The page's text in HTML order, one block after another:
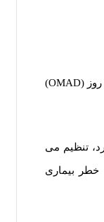
انواع مختلفی از روش‌های روزه‌داری متناوب وجود دارد که یکی از آنها رژیم خوردن یک وعده غذایی در روز (OMAD)
تنظیم می
خطر بیماری